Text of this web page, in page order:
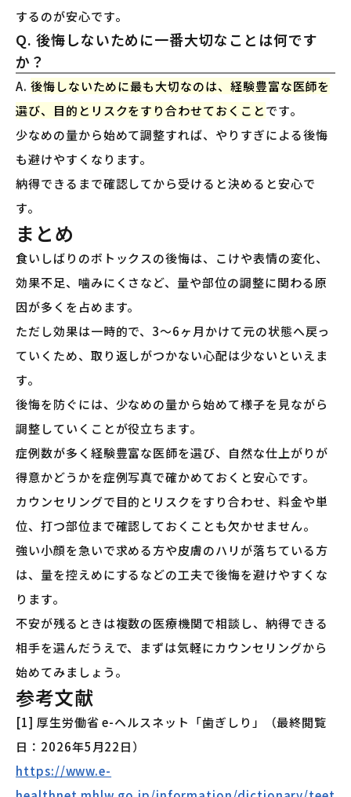
するのが安心です。
Q. 後悔しないために一番大切なことは何です
か？
A. 後悔しないために最も大切なのは、経験豊富な医師を
選び、目的とリスクをすり合わせておくことです。
少なめの量から始めて調整すれば、やりすぎによる後悔
も避けやすくなります。
納得できるまで確認してから受けると決めると安心で
す。
まとめ
食いしばりのボトックスの後悔は、こけや表情の変化、
効果不足、噛みにくさなど、量や部位の調整に関わる原
因が多くを占めます。
ただし効果は一時的で、3〜6ヶ月かけて元の状態へ戻っ
ていくため、取り返しがつかない心配は少ないといえま
す。
後悔を防ぐには、少なめの量から始めて様子を見ながら
調整していくことが役立ちます。
症例数が多く経験豊富な医師を選び、自然な仕上がりが
得意かどうかを症例写真で確かめておくと安心です。
カウンセリングで目的とリスクをすり合わせ、料金や単
位、打つ部位まで確認しておくことも欠かせません。
強い小顔を急いで求める方や皮膚のハリが落ちている方
は、量を控えめにするなどの工夫で後悔を避けやすくな
ります。
不安が残るときは複数の医療機関で相談し、納得できる
相手を選んだうえで、まずは気軽にカウンセリングから
始めてみましょう。
参考文献
[1] 厚生労働省 e-ヘルスネット「歯ぎしり」（最終閲覧
日：2026年5月22日）
https://www.e-